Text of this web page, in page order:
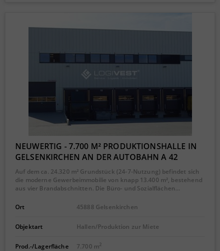
NEUWERTIG - 7.700 M² PRODUKTIONSHALLE IN
GELSENKIRCHEN AN DER AUTOBAHN A 42
Auf dem ca. 24.320 m² Grundstück (24-7-Nutzung) befindet sich
die moderne Gewerbeimmobilie von knapp 13.400 m², bestehend
aus vier Brandabschnitten. Die Büro- und Sozialflächen…
Ort 45888 Gelsenkirchen
Objektart Hallen/Produktion zur Miete
Prod.-/Lagerfläche 7.700 m2